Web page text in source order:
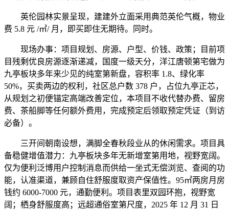
英伦园林实景呈现，建建外立面采用典范英伦气概，物业
费 5.8 元 /㎡/ 月，即买即住无期待。同时。
现场办事：项目规划、房源、户型、价钱、政策；目前项
目残剩优良房源逐渐递减，国度一级天分，洋江唐顿第宅做为
九亭板块多年来少见的纯室第新盘，容积率 1.8、绿化率
50%，买卖两边的权利，社区总户数 378 户，占位九亭正芯，
从规划之初便锚定高端改善定位，本项目不收代替办费、留房
费、茶船脚等任何额外费用，完成预定后领取预定凭证（到访
必备）。
三开间朝南设想，满脚全春秋段业从的休闲需求。项目具
备稳健增值潜力：九亭板块多年无新增室第用地，视野宽阔。
仅为便利泛博用户控制消息而供给一坐式无偿浏览、查阅的功
能，认准渠道，兼顾自住舒服度取资产保值性。95㎡两房月房
钱约 6000-7000 元，通勤便利。项目表里双园环抱，视野宽
阔；栖身舒服度高；远超通俗室第尺度，2025 年 12 月 31 日